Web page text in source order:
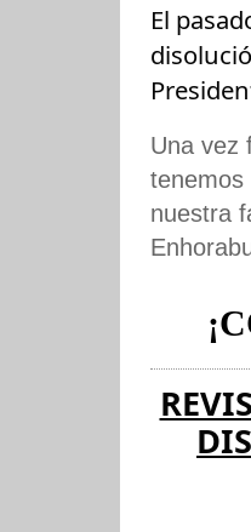
El
Una vez
tenemos
nuestra